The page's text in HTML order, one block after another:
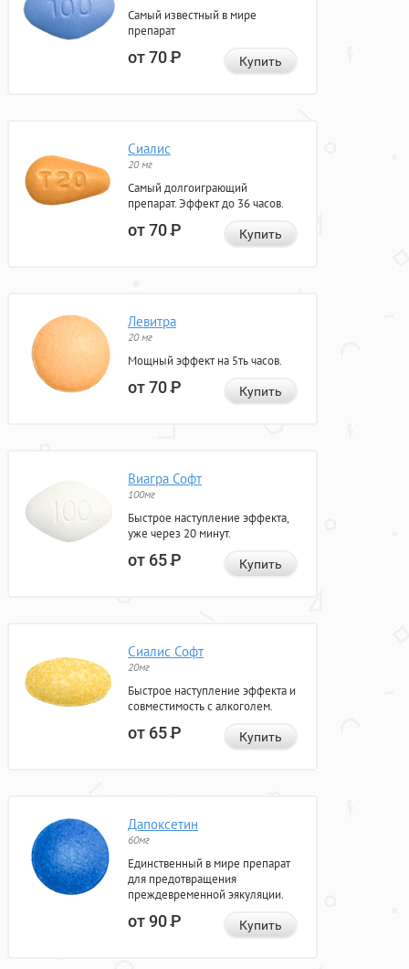
Самый известный в мире
препарат
от 70Р Купить
Сиалис
20 мг
Самый долгоиграющий
препарат. Эффект до 36 часов.
от 70Р Купить
Левитра
20 мг
Мощный эффект на 5ть часов.
от 70Р Купить
Виагра Софт
100мг
Быстрое наступление эффекта,
уже через 20 минут.
от 65Р Купить
Сиалис Софт
20мг
Быстрое наступление эффекта и
совместимость с алкоголем.
от 65Р Купить
Дапоксетин
60мг
Единственный в мире препарат
для предотвращения
преждевременной эякуляции.
от 90Р Купить